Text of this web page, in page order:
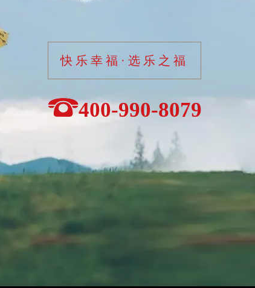
快乐幸福·选乐之福
400-990-8079